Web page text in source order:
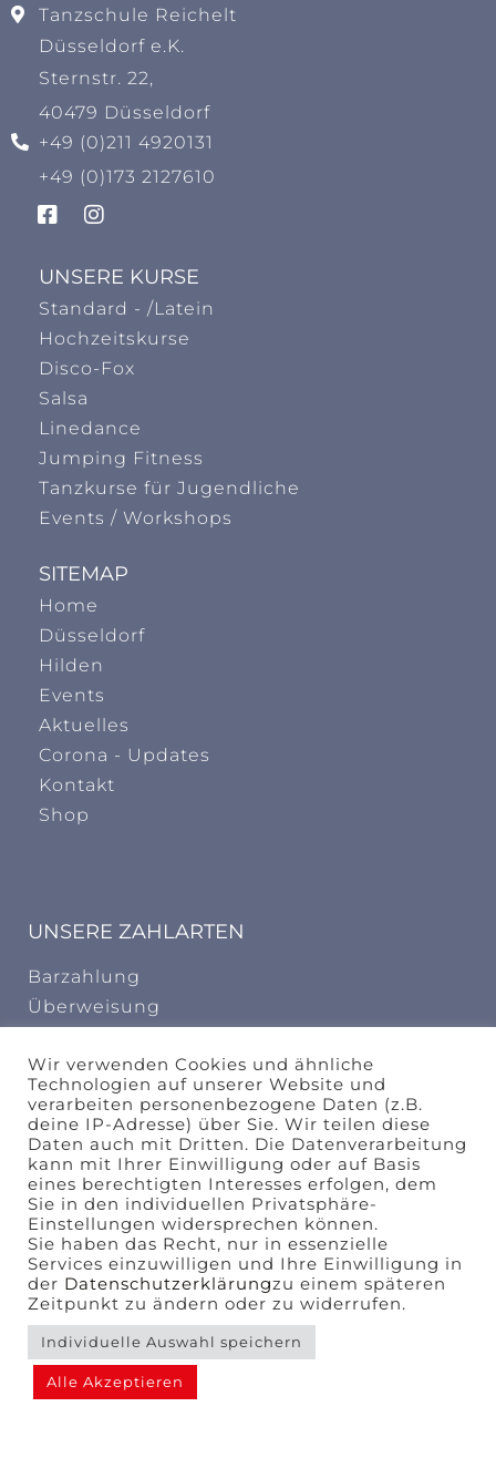
Tanzschule Reichelt
Düsseldorf e.K.
Sternstr. 22,
40479 Düsseldorf
+49 (0)211 4920131
+49 (0)173 2127610
SITEMAP
Home
Düsseldorf
Hilden
Events
Aktuelles
Corona - Updates
Kontakt
Shop
UNSERE KURSE
Standard - /Latein
Hochzeitskurse
Disco-Fox
Salsa
Linedance
Jumping Fitness
Tanzkurse für Jugendliche
Events / Workshops
UNSERE ZAHLARTEN
Barzahlung
Überweisung
INFORMATION
AGB
Widerrufungsbelehrung
design by
kuschel-design.com
Agentur für Marken – und Verpackungsdesign
Copyright © 2021-2022 Tanzschule Reichelt | All
rights reserved.
Wir verwenden Cookies und ähnliche
Technologien auf unserer Website und
verarbeiten personenbezogene Daten (z.B.
deine IP-Adresse) über Sie. Wir teilen diese
Daten auch mit Dritten. Die Datenverarbeitung
kann mit Ihrer Einwilligung oder auf Basis
eines berechtigten Interesses erfolgen, dem
Sie in den individuellen Privatsphäre-
Einstellungen widersprechen können.
Sie haben das Recht, nur in essenzielle
Services einzuwilligen und Ihre Einwilligung in
der Datenschutzerklärungzu einem späteren
Zeitpunkt zu ändern oder zu widerrufen.
Individuelle Auswahl speichern
Alle Akzeptieren